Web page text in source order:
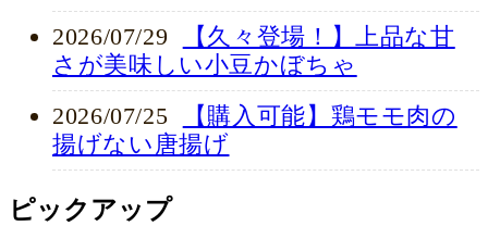
2026/07/29
【久々登場！】上品な甘
さが美味しい小豆かぼちゃ
2026/07/25
【購入可能】鶏モモ肉の
揚げない唐揚げ
ピックアップ